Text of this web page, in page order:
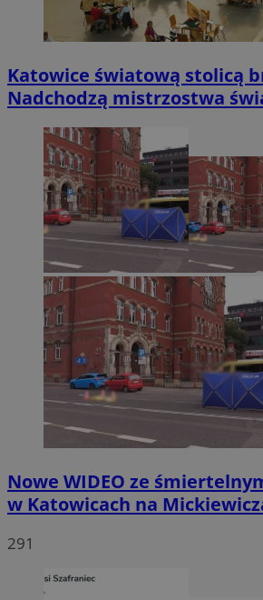
Katowice światową stolicą
Nadchodzą mistrzostwa
Nowe WIDEO ze
w Katowicach na
291